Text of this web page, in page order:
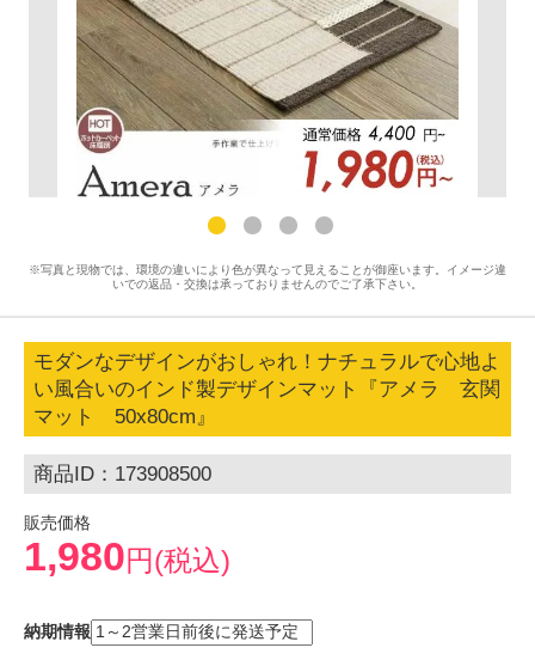
※写真と現物では、環境の違いにより色が異なって見えることが御座います。イメージ違
いでの返品・交換は承っておりませんのでご了承下さい。
モダンなデザインがおしゃれ！ナチュラルで心地よ
い風合いのインド製デザインマット『アメラ 玄関
マット 50x80cm』
商品ID：173908500
販売価格
1,980円(税込)
納期情報